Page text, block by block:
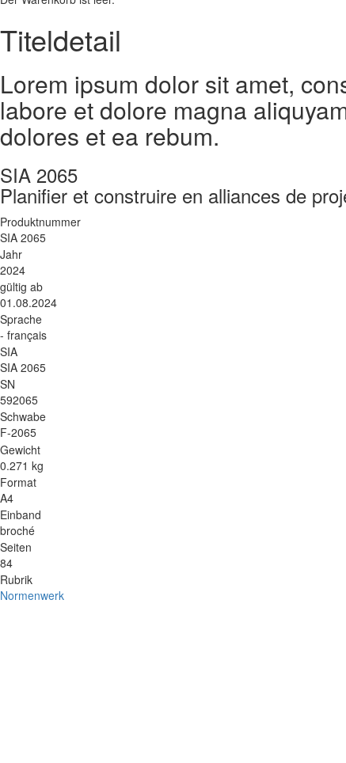
Titeldetail
Lorem ipsum dolor sit amet,
labore et dolore magna
dolores et ea rebum.
SIA 2065
Planifier et construire en alliances de
Produktnummer
SIA 2065
Jahr
2024
gültig ab
01.08.2024
Sprache
- français
SIA
SIA 2065
SN
592065
Schwabe
F-2065
Gewicht
0.271 kg
Format
A4
Einband
broché
Seiten
84
Rubrik
Normenwerk